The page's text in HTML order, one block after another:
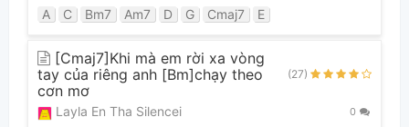
A C Bm7 Am7 D G Cmaj7 E
[Cmaj7]Khi mà em rời xa vòng
tay của riêng anh [Bm]chạy theo
cơn mơ
(27)
Layla En Tha Silencei 0